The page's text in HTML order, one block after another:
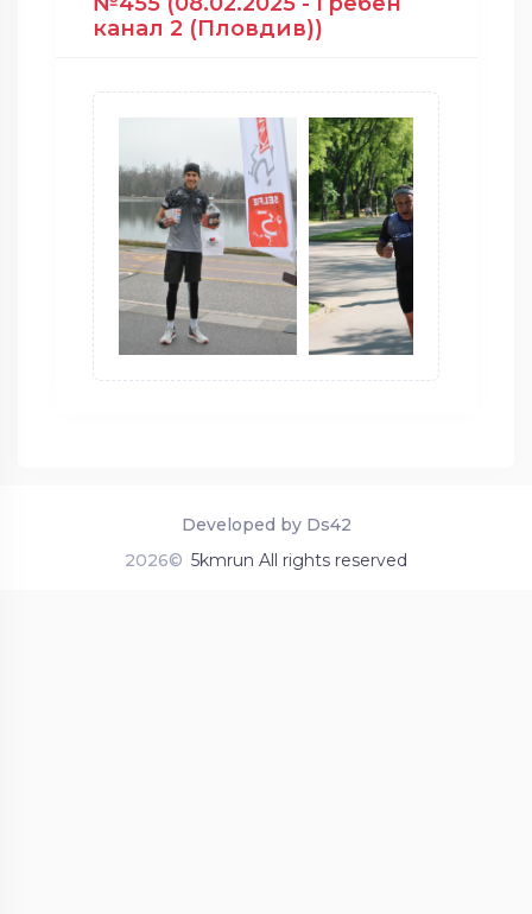
канал 2 (Пловдив))
2026© 5kmrun All rights reserved
Developed by Ds42